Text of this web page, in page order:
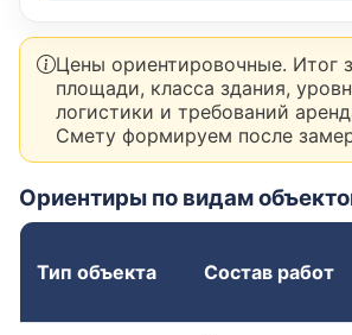
Цены ориентировочные. Итог
площади, класса здания,
логистики и требований
Смету формируем после
Ориентиры по видам
Тип объекта Состав работ